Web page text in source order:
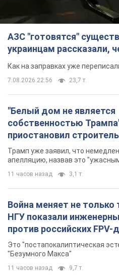
АЗС "готовятся"
украинцам рассказали,
Как на заправках уже
7.08.2026 22:56 23,7 т.
"Белый дом не является
собственностью
приостановил
бального зала
долларов
Трамп уже заявил, что
апелляцию, назвав это
11 часов назад 3,1 т.
Война меняет не только
НГУ показали
против российских FPV-
Фото
Это "постапокалиптическая
"Безумного Макса"
11 часов назад 9,7 т.